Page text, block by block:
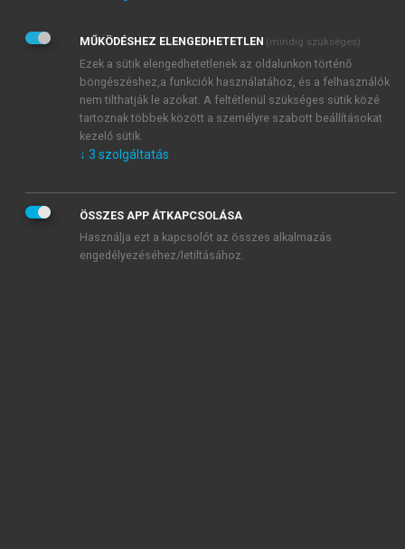
Adatkezelési tájékoztatóbanfoglaltakat tudomásul
veszem és elfogadom.
Általános vásárlási feltételeket, valamint a szotar.netés a
mersz.huoldalak licencszerződéseiben foglaltakat
tudomásul veszem és elfogadom.
KIPRÓBÁLOM
MŰKÖDÉSHEZ ELENGEDHETETLEN (mindig szükséges)
Ezek a sütik elengedhetetlenek az oldalunkon történő
böngészéshez,a funkciók használatához, és a felhasználók
nem tilthatják le azokat. A feltétlenül szükséges sütik közé
tartoznak többek között a személyre szabott beállításokat
kezelő sütik.
↓ 3 szolgáltatás
ÖSSZES APP ÁTKAPCSOLÁSA
Használja ezt a kapcsolót az összes alkalmazás
engedélyezéséhez/letiltásához.